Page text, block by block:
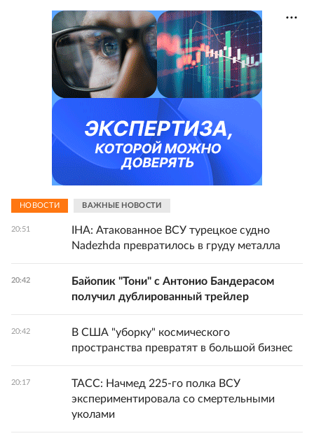
НОВОСТИ ВАЖНЫЕ НОВОСТИ
20:51
IHA: Атакованное ВСУ турецкое судно
Nadezhda превратилось в груду металла
20:42
Байопик "Тони" с Антонио Бандерасом
получил дублированный трейлер
20:42
В США "уборку" космического
пространства превратят в большой бизнес
20:17
ТАСС: Начмед 225-го полка ВСУ
экспериментировала со смертельными
уколами